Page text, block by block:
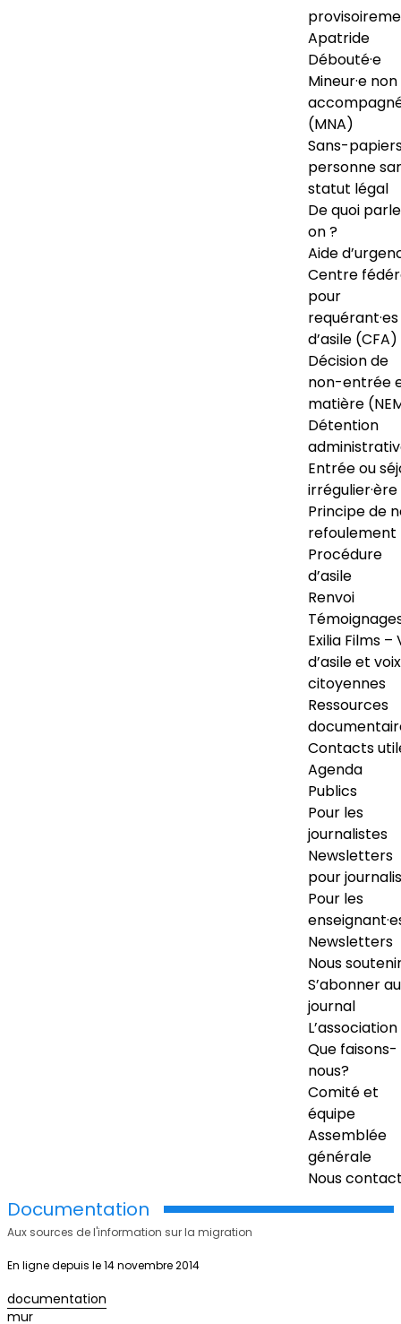
Apatride
Débouté·e
Mineur·e non
(MNA)
Sans-
personne
statut légal
De quoi
on ?
Aide
Centre
pour
requérant·es
d’asile (CFA)
Décision de
non-entrée
matière
Détention
Entrée ou
irrégulier·ère
Principe de
refoulement
Procédure
d’asile
Renvoi
Exilia Films –
d’asile et voix
citoyennes
Ressources
Contacts
Agenda
Publics
Pour les
journalistes
Newsletters
pour
Pour les
Newsletters
Nous
S’abonner au
journal
L’association
Que faisons-
nous?
Comité et
équipe
Assemblée
générale
Nous
Documentation
Aux sources de l'information sur la migration
En ligne depuis le 14 novembre 2014
documentation
mur